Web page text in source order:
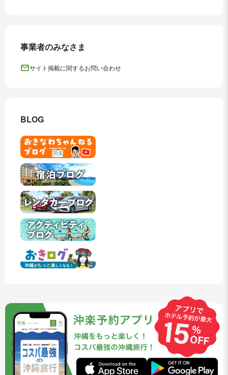
事業者のみなさま
サイト掲載に関するお問い合わせ
BLOG